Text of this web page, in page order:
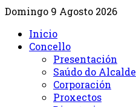
Domingo 9 Agosto 2026
Inicio
Concello
Presentación
Saúdo do Alcalde
Corporación
Proxectos